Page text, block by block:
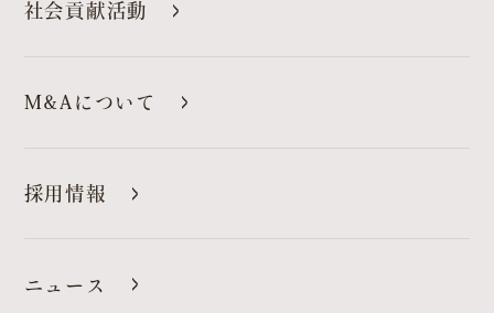
社会貢献活動
M&Aについて
採用情報
ニュース